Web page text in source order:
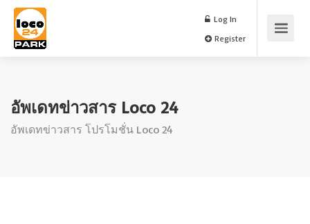
Log In
อัพเดทข่าวสาร Loco 24
อัพเดทข่าวสาร โปรโมชั่น Loco 24